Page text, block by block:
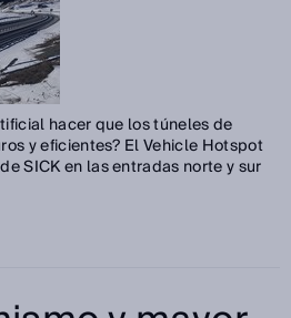
hacer que los túneles de
y eficientes? El Vehicle Hotspot
SICK en las entradas norte y sur